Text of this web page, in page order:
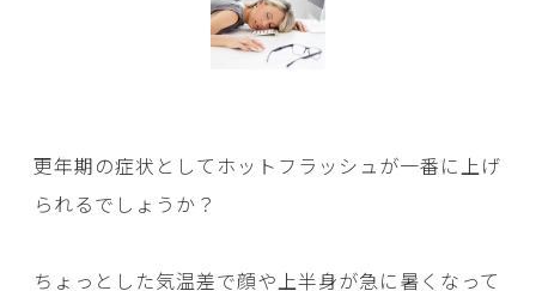
更年期の症状としてホットフラッシュが一番に上げ
られるでしょうか？
ちょっとした気温差で顔や上半身が急に暑くなって